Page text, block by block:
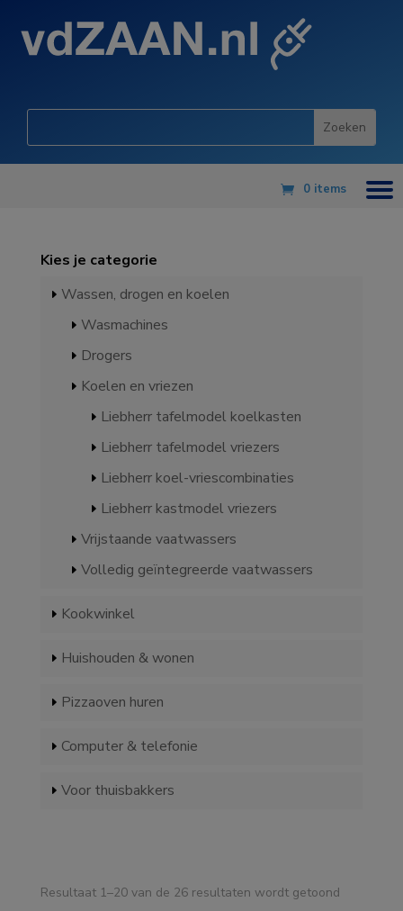
0 items
Kies je categorie
Wassen, drogen en koelen
Wasmachines
Drogers
Koelen en vriezen
Liebherr tafelmodel koelkasten
Liebherr tafelmodel vriezers
Liebherr koel-vriescombinaties
Liebherr kastmodel vriezers
Vrijstaande vaatwassers
Volledig geïntegreerde vaatwassers
Kookwinkel
Huishouden & wonen
Pizzaoven huren
Computer & telefonie
Voor thuisbakkers
Resultaat 1–20 van de 26 resultaten wordt getoond